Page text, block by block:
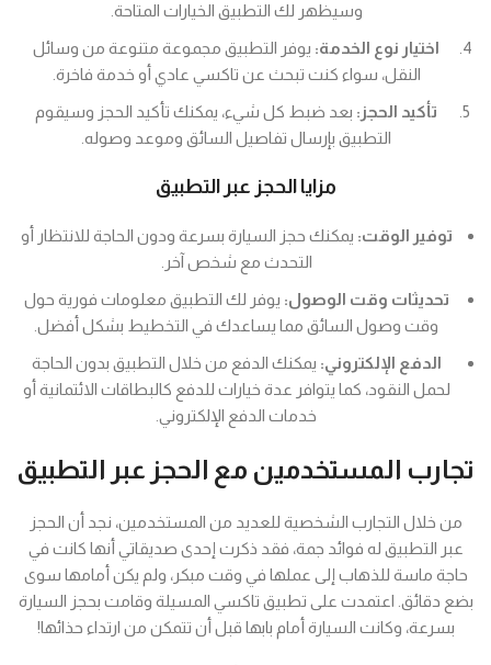
وسيظهر لك التطبيق الخيارات المتاحة.
اختيار نوع الخدمة: يوفر التطبيق مجموعة متنوعة من وسائل
النقل، سواء كنت تبحث عن تاكسي عادي أو خدمة فاخرة.
تأكيد الحجز: بعد ضبط كل شيء، يمكنك تأكيد الحجز وسيقوم
التطبيق بإرسال تفاصيل السائق وموعد وصوله.
مزايا الحجز عبر التطبيق
توفير الوقت: يمكنك حجز السيارة بسرعة ودون الحاجة للانتظار أو
التحدث مع شخص آخر.
تحديثات وقت الوصول: يوفر لك التطبيق معلومات فورية حول
وقت وصول السائق مما يساعدك في التخطيط بشكل أفضل.
الدفع الإلكتروني: يمكنك الدفع من خلال التطبيق بدون الحاجة
لحمل النقود، كما يتوافر عدة خيارات للدفع كالبطاقات الائتمانية أو
خدمات الدفع الإلكتروني.
تجارب المستخدمين مع الحجز عبر التطبيق
من خلال التجارب الشخصية للعديد من المستخدمين، نجد أن الحجز
عبر التطبيق له فوائد جمة، فقد ذكرت إحدى صديقاتي أنها كانت في
حاجة ماسة للذهاب إلى عملها في وقت مبكر، ولم يكن أمامها سوى
بضع دقائق. اعتمدت على تطبيق تاكسي المسيلة وقامت بحجز السيارة
بسرعة، وكانت السيارة أمام بابها قبل أن تتمكن من ارتداء حذائها!